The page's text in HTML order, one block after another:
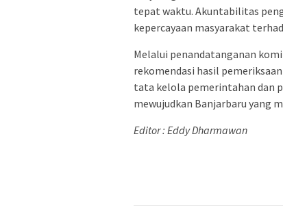
tepat waktu. Akuntabilitas
kepercayaan masyarakat
Melalui penandatanganan
rekomendasi hasil
tata kelola pemerintahan dan
mewujudkan Banjarbaru yang
Editor : Eddy Dharmawan